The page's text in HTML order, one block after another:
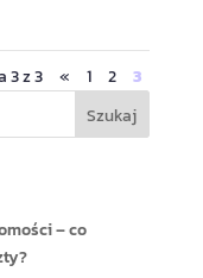
3 z 3 « 1 2
3
Szukaj
– co